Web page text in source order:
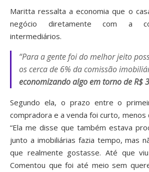
Maritta ressalta a economia que o
negócio diretamente com a
intermediários.
“Para a gente foi do melhor jeito
os cerca de 6% da comissão
economizando algo em torno de R$
Segundo ela, o prazo entre o
compradora e a venda foi curto, menos
“Ela me disse que também estava
junto a imobiliárias fazia tempo, mas
que realmente gostasse. Até que
Comentou que foi até meio sem